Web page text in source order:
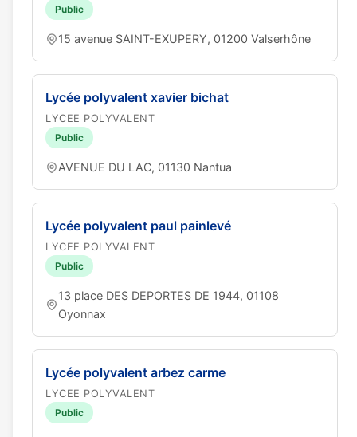
Public
15 avenue SAINT-EXUPERY, 01200 Valserhône
Lycée polyvalent xavier bichat
LYCEE POLYVALENT
Public
AVENUE DU LAC, 01130 Nantua
Lycée polyvalent paul painlevé
LYCEE POLYVALENT
Public
13 place DES DEPORTES DE 1944, 01108
Oyonnax
Lycée polyvalent arbez carme
LYCEE POLYVALENT
Public